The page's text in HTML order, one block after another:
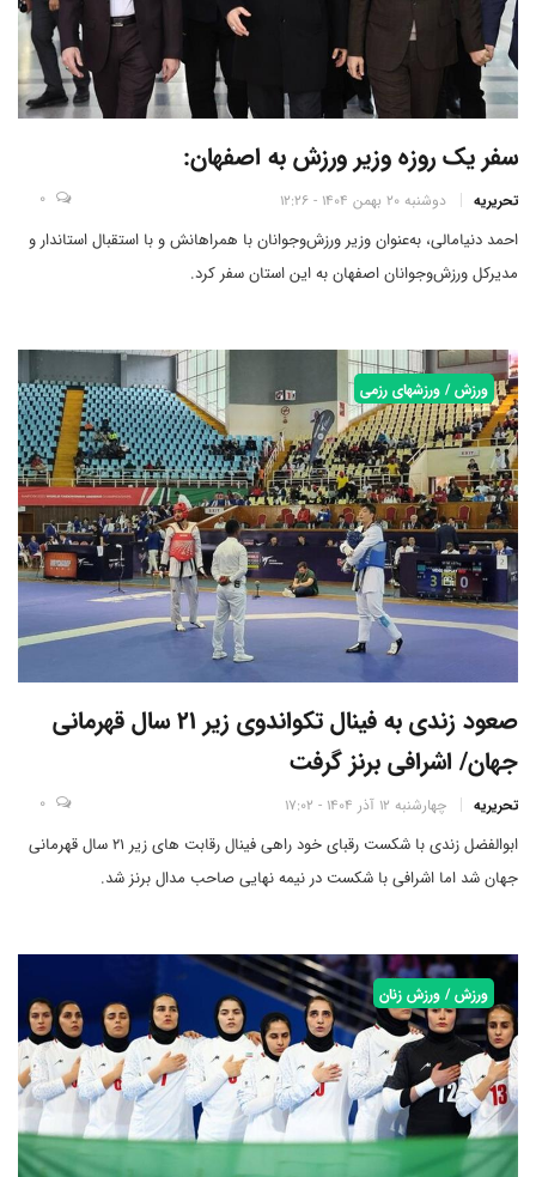
سفر یک روزه وزیر ورزش به اصفهان:
تحریریه دوشنبه 20 بهمن 1404 - 12:26 0
احمد دنیامالی، به‌عنوان وزیر ورزش‌وجوانان با همراهانش و با استقبال استاندار و
مدیرکل ورزش‌وجوانان اصفهان به این استان سفر کرد.
ورزش / ورزشهای رزمی
صعود زندی به فینال تکواندوی زیر 21 سال قهرمانی
جهان/ اشرافی برنز گرفت
تحریریه چهارشنبه 12 آذر 1404 - 17:02 0
ابوالفضل زندی با شکست رقبای خود راهی فینال رقابت های زیر 21 سال قهرمانی
جهان شد اما اشرافی با شکست در نیمه نهایی صاحب مدال برنز شد.
ورزش / ورزش زنان